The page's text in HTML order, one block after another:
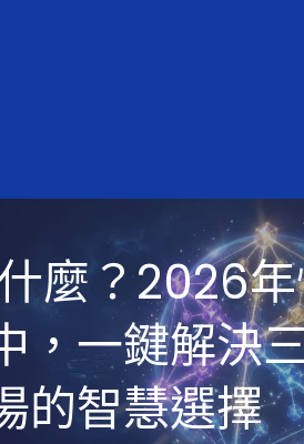
麼？2026
，一鍵解決
的智慧選擇